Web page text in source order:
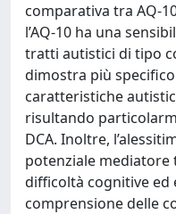
comparativa tra AQ-
l’AQ-10 ha una
tratti autistici di tipo
dimostra più
caratteristiche
risultando
DCA. Inoltre,
potenziale
difficoltà cognitive ed
comprensione delle